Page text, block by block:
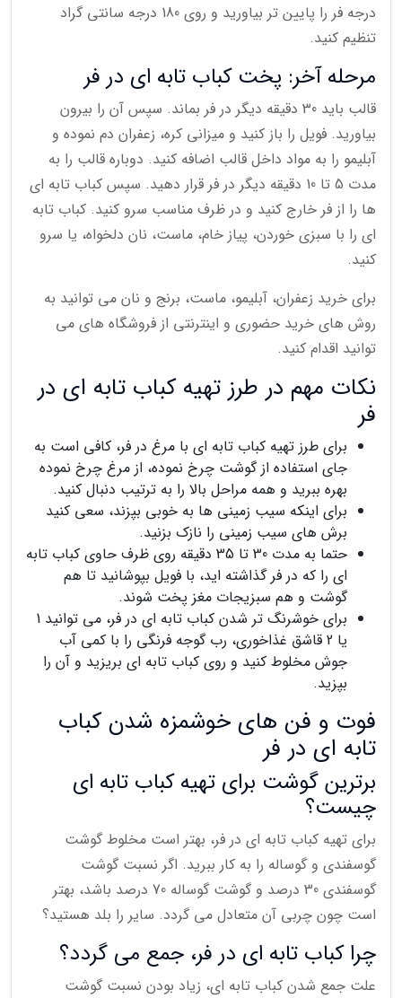
درجه فر را پایین تر بیاورید و روی 180 درجه سانتی گراد
تنظیم کنید.
مرحله آخر: پخت کباب تابه ای در فر
قالب باید 30 دقیقه دیگر در فر بماند. سپس آن را بیرون
بیاورید. فویل را باز کنید و میزانی کره، زعفران دم نموده و
آبلیمو را به مواد داخل قالب اضافه کنید. دوباره قالب را به
مدت 5 تا 10 دقیقه دیگر در فر قرار دهید. سپس کباب تابه ای
ها را از فر خارج کنید و در ظرف مناسب سرو کنید. کباب تابه
ای را با سبزی خوردن، پیاز خام، ماست، نان دلخواه، یا سرو
کنید.
برای خرید زعفران، آبلیمو، ماست، برنج و نان می توانید به
روش های خرید حضوری و اینترنتی از فروشگاه های می
توانید اقدام کنید.
نکات مهم در طرز تهیه کباب تابه ای در
فر
برای طرز تهیه کباب تابه ای با مرغ در فر، کافی است به
جای استفاده از گوشت چرخ نموده، از مرغ چرخ نموده
بهره ببرید و همه مراحل بالا را به ترتیب دنبال کنید.
برای اینکه سیب زمینی ها به خوبی بپزند، سعی کنید
برش های سیب زمینی را نازک بزنید.
حتما به مدت 30 تا 35 دقیقه روی ظرف حاوی کباب تابه
ای را که در فر گذاشته اید، با فویل بپوشانید تا هم
گوشت و هم سبزیجات مغز پخت شوند.
برای خوشرنگ تر شدن کباب تابه ای در فر، می توانید 1
یا 2 قاشق غذاخوری، رب گوجه فرنگی را با کمی آب
جوش مخلوط کنید و روی کباب تابه ای بریزید و آن را
بپزید.
فوت و فن های خوشمزه شدن کباب
تابه ای در فر
برترین گوشت برای تهیه کباب تابه ای
چیست؟
برای تهیه کباب تابه ای در فر، بهتر است مخلوط گوشت
گوسفندی و گوساله را به کار ببرید. اگر نسبت گوشت
گوسفندی 30 درصد و گوشت گوساله 70 درصد باشد، بهتر
است چون چربی آن متعادل می گردد. سایر را بلد هستید؟
چرا کباب تابه ای در فر، جمع می گردد؟
علت جمع شدن کباب تابه ای، زیاد بودن نسبت گوشت